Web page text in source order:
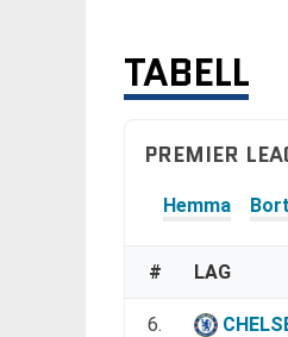
TABELL
PREMIER
Hemma
# LAG
6.